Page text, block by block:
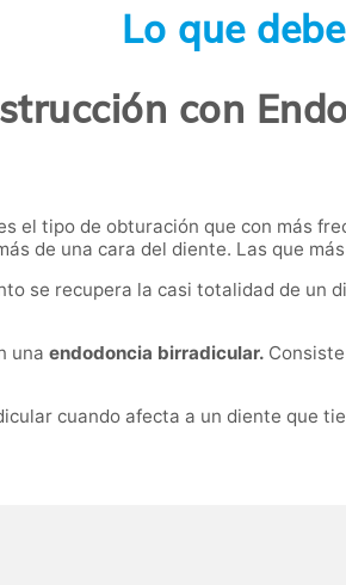
Lo que
con
el tipo de obturación que con más
de una cara del diente. Las que
se recupera la casi totalidad de un
una endodoncia birradicular.
cuando afecta a un diente que